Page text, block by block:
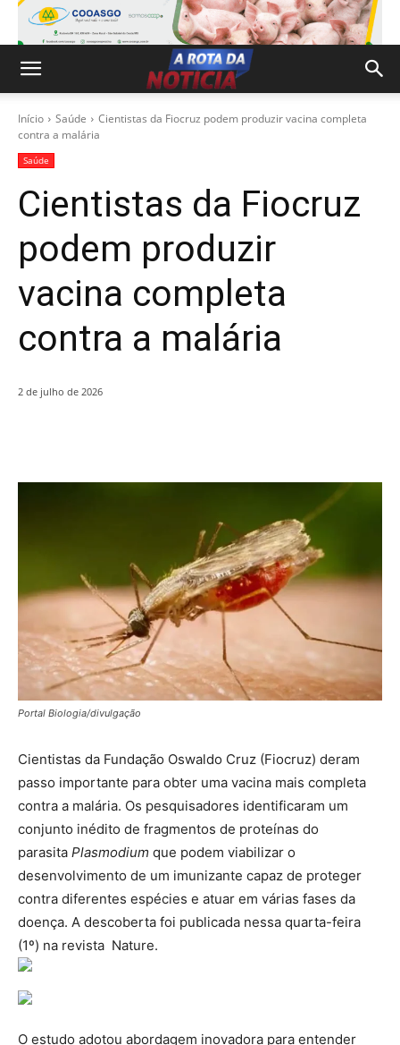
Início Saúde
Cientistas da Fiocruz podem produzir vacina completa
contra a malária
Saúde
Cientistas da Fiocruz
podem produzir
vacina completa
contra a malária
2 de julho de 2026
Portal Biologia/divulgação
Cientistas da Fundação Oswaldo Cruz (Fiocruz) deram
passo importante para obter uma vacina mais completa
contra a malária. Os pesquisadores identificaram um
conjunto inédito de fragmentos de proteínas do
parasita Plasmodium que podem viabilizar o
desenvolvimento de um imunizante capaz de proteger
contra diferentes espécies e atuar em várias fases da
doença. A descoberta foi publicada nessa quarta-feira
(1º) na revista Nature.
O estudo adotou abordagem inovadora para entender